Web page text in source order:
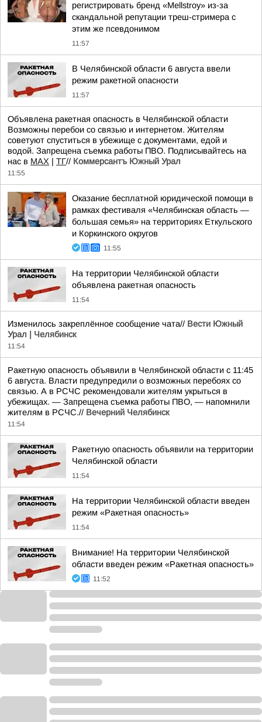
регистрировать бренд «Mellstroy» из-за
скандальной репутации треш-стримера с
этим же псевдонимом
11:57
В Челябинской области 6 августа ввели
режим ракетной опасности
11:57
Объявлена ракетная опасность в Челябинской области
Возможны перебои со связью и интернетом. Жителям
советуют спуститься в убежище с документами, едой и
водой. Запрещена съемка работы ПВО. Подписывайтесь на
нас в MAХ | ТГ// Коммерсантъ Южный Урал
11:55
Оказание бесплатной юридической помощи в
рамках фестиваля «Челябинская область —
большая семья» на территориях Еткульского
и Коркинского округов
11:55
На территории Челябинской области
объявлена ракетная опасность
11:54
Изменилось закреплённое сообщение чата// Вести Южный
Урал | Челябинск
11:54
Ракетную опасность объявили в Челябинской области с 11:45
6 августа. Власти предупредили о возможных перебоях со
связью. А в РСЧС рекомендовали жителям укрыться в
убежищах. — Запрещена съемка работы ПВО, — напомнили
жителям в РСЧС.// Вечерний Челябинск
11:54
Ракетную опасность объявили на территории
Челябинской области
11:54
На территории Челябинской области введен
режим «Ракетная опасность»
11:54
Внимание! На территории Челябинской
области введен режим «Ракетная опасность»
11:52